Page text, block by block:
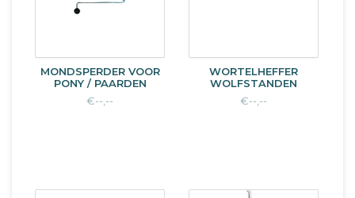
MONDSPERDER VOOR
PONY / PAARDEN
€--,--
WORTELHEFFER
WOLFSTANDEN
€--,--